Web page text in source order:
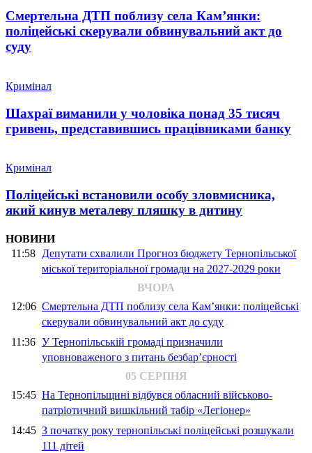
Смертельна ДТП поблизу села Кам’янки:
поліцейські скерували обвинувальний акт до
суду
Кримінал
Шахраї виманили у чоловіка понад 35 тисяч
гривень, представившись працівниками банку
Кримінал
Поліцейські встановили особу зловмисника,
який кинув металеву пляшку в дитину
НОВИНИ
11:58 Депутати схвалили Прогноз бюджету Тернопільської
міської територіальної громади на 2027-2029 роки
ВЧОРА
12:06 Смертельна ДТП поблизу села Кам’янки: поліцейські
скерували обвинувальний акт до суду
11:36 У Тернопільській громаді призначили
уповноваженого з питань безбар’єрності
05 СЕРПНЯ
15:45 На Тернопільщині відбувся обласний військово-
патріотичний вишкільний табір «Легіонер»
14:45 З початку року тернопільські поліцейські розшукали
111 дітей